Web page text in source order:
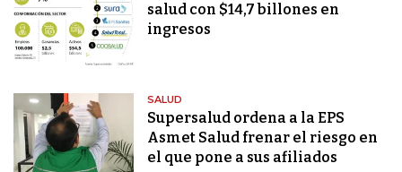
salud con $14,7 billones en
ingresos
SALUD
Supersalud ordena a la EPS
Asmet Salud frenar el riesgo en
el que pone a sus afiliados